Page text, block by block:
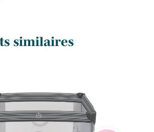
similaires